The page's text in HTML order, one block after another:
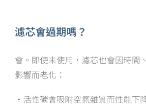
濾芯會過期嗎？
會。即使未使用，濾芯也會因時間
影響而老化：
・活性碳會吸附空氣雜質而性能下